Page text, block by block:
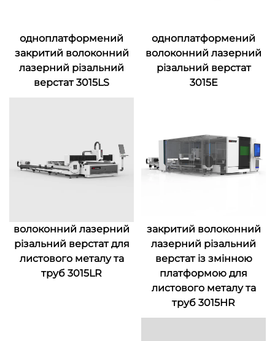
одноплатформений
закритий волоконний
лазерний різальний
верстат 3015LS
одноплатформений
волоконний лазерний
різальний верстат
3015E
волоконний лазерний
різальний верстат для
листового металу та
труб 3015LR
закритий волоконний
лазерний різальний
верстат із змінною
платформою для
листового металу та
труб 3015HR